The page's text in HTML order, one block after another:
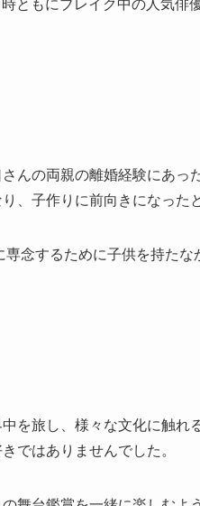
ともにブレイク中の人気俳
んの両親の離婚経験にあっ
、子作りに前向きになった
念するために子供を持たな
を旅し、様々な文化に触れ
ではありませんでした。